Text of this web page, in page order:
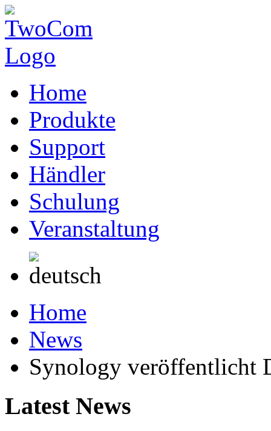
Home
Produkte
Support
Händler
Schulung
Veranstaltung
Home
News
Synology veröffentlicht
Latest News